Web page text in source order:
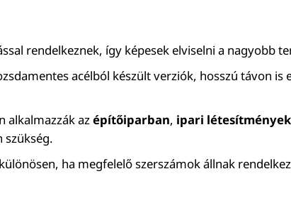
rendelkeznek, így képesek elviselni a nagyobb
acélból készült verziók, hosszú távon is
alkalmazzák azépítőiparban, ipari
szükség.
ha megfelelő szerszámok állnak